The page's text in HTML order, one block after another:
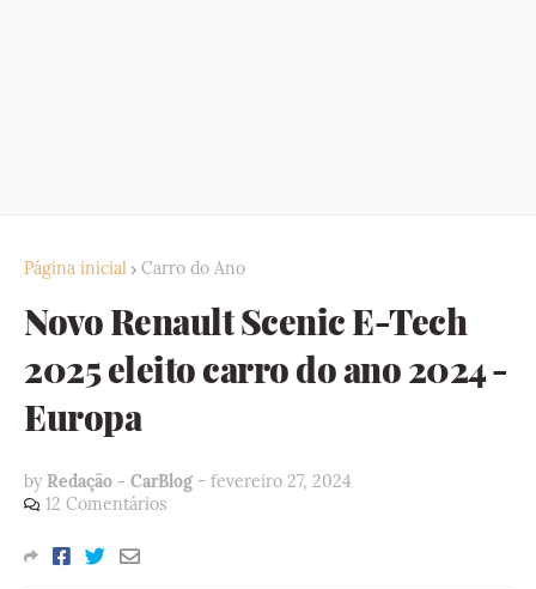
Página inicial Carro do Ano
Novo Renault Scenic E-Tech
2025 eleito carro do ano 2024 -
Europa
by Redação - CarBlog - fevereiro 27, 2024
12 Comentários